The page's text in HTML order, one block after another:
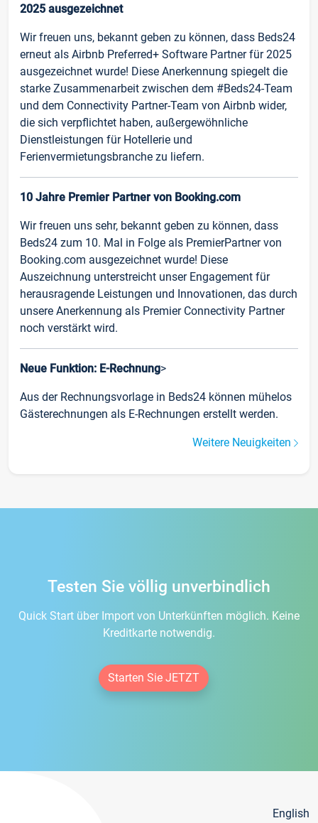
2025 ausgezeichnet
Wir freuen uns, bekannt geben zu können, dass Beds24
erneut als Airbnb Preferred+ Software Partner für 2025
ausgezeichnet wurde! Diese Anerkennung spiegelt die
starke Zusammenarbeit zwischen dem #Beds24-Team
und dem Connectivity Partner-Team von Airbnb wider,
die sich verpflichtet haben, außergewöhnliche
Dienstleistungen für Hotellerie und
Ferienvermietungsbranche zu liefern.
10 Jahre Premier Partner von Booking.com
Wir freuen uns sehr, bekannt geben zu können, dass
Beds24 zum 10. Mal in Folge als PremierPartner von
Booking.com ausgezeichnet wurde! Diese
Auszeichnung unterstreicht unser Engagement für
herausragende Leistungen und Innovationen, das durch
unsere Anerkennung als Premier Connectivity Partner
noch verstärkt wird.
Neue Funktion: E-Rechnung>
Aus der Rechnungsvorlage in Beds24 können mühelos
Gästerechnungen als E-Rechnungen erstellt werden.
Weitere Neuigkeiten
Testen Sie völlig unverbindlich
Quick Start über Import von Unterkünften möglich. Keine
Kreditkarte notwendig.
Starten Sie JETZT
English